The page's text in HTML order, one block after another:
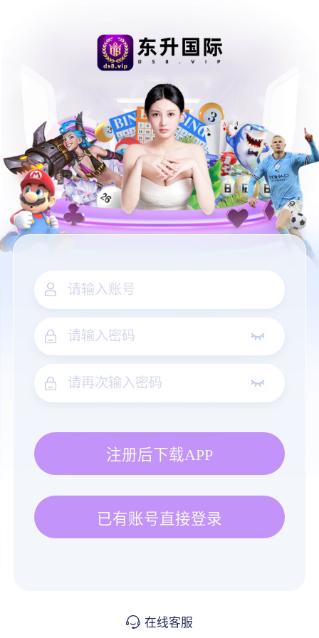
注册后下载APP
已有账号直接登录
在线客服